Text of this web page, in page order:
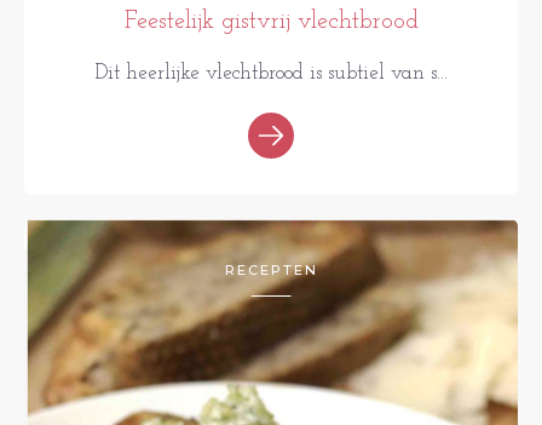
Feestelijk gistvrij vlechtbrood
Dit heerlijke vlechtbrood is subtiel van s...
RECEPTEN